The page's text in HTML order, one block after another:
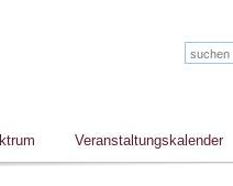
Veranstaltungskalender